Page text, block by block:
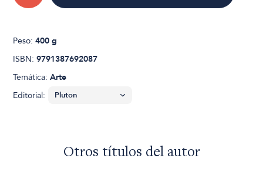
Peso:400 g
ISBN:9791387692087
Temática:Arte
Editorial:
Otros títulos del autor